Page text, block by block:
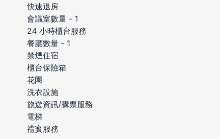
快速退房
會議室數量 - 1
24 小時櫃台服務
餐廳數量 - 1
禁煙住宿
櫃台保險箱
花園
洗衣設施
旅遊資訊/購票服務
電梯
禮賓服務